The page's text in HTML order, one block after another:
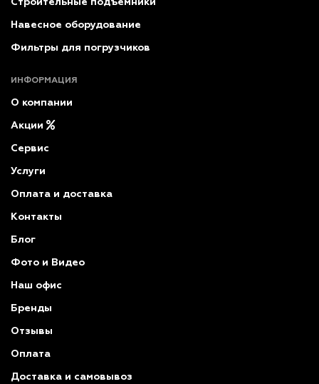
Навесное оборудование
Фильтры для погрузчиков
ИНФОРМАЦИЯ
О компании
Акции
Сервис
Услуги
Оплата и доставка
Контакты
Блог
Фото и Видео
Наш офис
Бренды
Отзывы
Оплата
Доставка и самовывоз